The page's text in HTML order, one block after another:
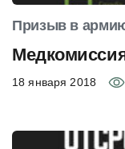
Призыв в
18 января 2018